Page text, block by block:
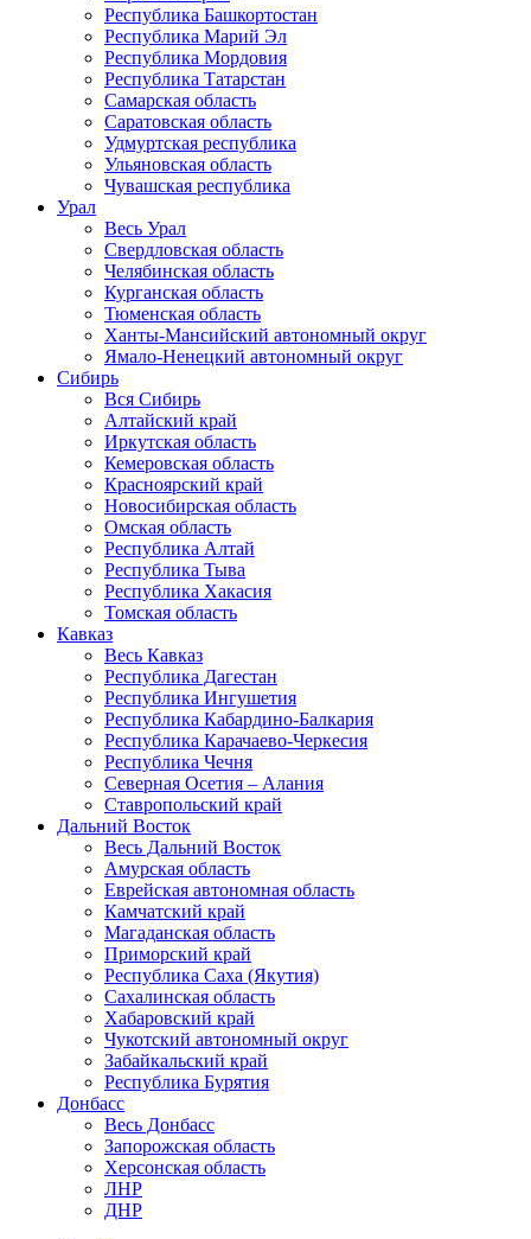
Республика Башкортостан
Республика Марий Эл
Республика Мордовия
Республика Татарстан
Самарская область
Саратовская область
Удмуртская республика
Ульяновская область
Чувашская республика
Урал
Весь Урал
Свердловская область
Челябинская область
Курганская область
Тюменская область
Ханты-Мансийский автономный округ
Ямало-Ненецкий автономный округ
Сибирь
Вся Сибирь
Алтайский край
Иркутская область
Кемеровская область
Красноярский край
Новосибирская область
Омская область
Республика Алтай
Республика Тыва
Республика Хакасия
Томская область
Кавказ
Весь Кавказ
Республика Дагестан
Республика Ингушетия
Республика Кабардино-Балкария
Республика Карачаево-Черкесия
Республика Чечня
Северная Осетия – Алания
Ставропольский край
Дальний Восток
Весь Дальний Восток
Амурская область
Еврейская автономная область
Камчатский край
Магаданская область
Приморский край
Республика Саха (Якутия)
Сахалинская область
Хабаровский край
Чукотский автономный округ
Забайкальский край
Республика Бурятия
Донбасс
Весь Донбасс
Запорожская область
Херсонская область
ЛНР
ДНР